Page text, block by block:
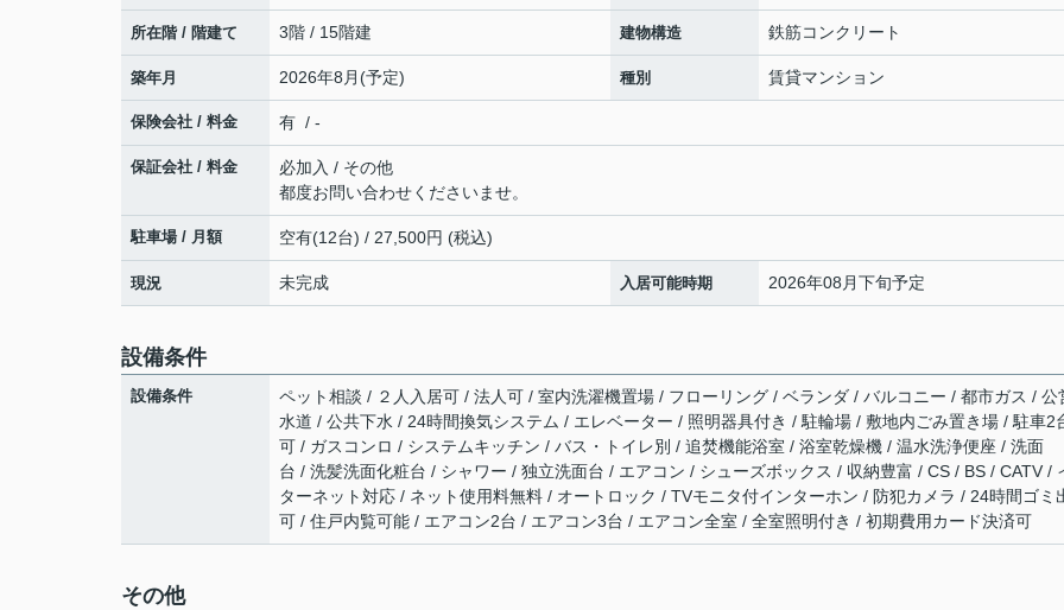
所在階 / 階建て 3階 / 15階建 建物構造 鉄筋コンクリート
築年月 2026年8月(予定) 種別 賃貸マンション
保険会社 / 料金 有 / -
保証会社 / 料金
必加入 / その他
都度お問い合わせくださいませ。
駐車場 / 月額 空有(12台) / 27,500円 (税込)
現況 未完成 入居可能時期 2026年08月下旬予定
設備条件
設備条件
ペット相談 / ２人入居可 / 法人可 / 室内洗濯機置場 / フローリング / ベランダ / バルコニー / 都市ガス / 公
水道 / 公共下水 / 24時間換気システム / エレベーター / 照明器具付き / 駐輪場 / 敷地内ごみ置き場 / 駐車2
可 / ガスコンロ / システムキッチン / バス・トイレ別 / 追焚機能浴室 / 浴室乾燥機 / 温水洗浄便座 / 洗面
台 / 洗髪洗面化粧台 / シャワー / 独立洗面台 / エアコン / シューズボックス / 収納豊富 / CS / BS / CATV /
ターネット対応 / ネット使用料無料 / オートロック / TVモニタ付インターホン / 防犯カメラ / 24時間ゴミ
可 / 住戸内覧可能 / エアコン2台 / エアコン3台 / エアコン全室 / 全室照明付き / 初期費用カード決済可
その他